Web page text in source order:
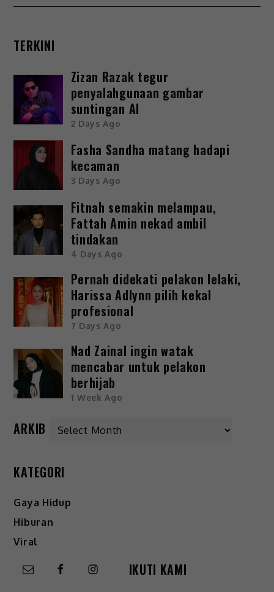
TERKINI
Zizan Razak tegur
penyalahgunaan gambar
suntingan AI
2 Days Ago
Fasha Sandha matang hadapi
kecaman
3 Days Ago
Fitnah semakin melampau,
Fattah Amin nekad ambil
tindakan
4 Days Ago
Pernah didekati pelakon lelaki,
Harissa Adlynn pilih kekal
profesional
7 Days Ago
Nad Zainal ingin watak
mencabar untuk pelakon
berhijab
1 Week Ago
ARKIB
KATEGORI
Gaya Hidup
Hiburan
Viral
IKUTI KAMI